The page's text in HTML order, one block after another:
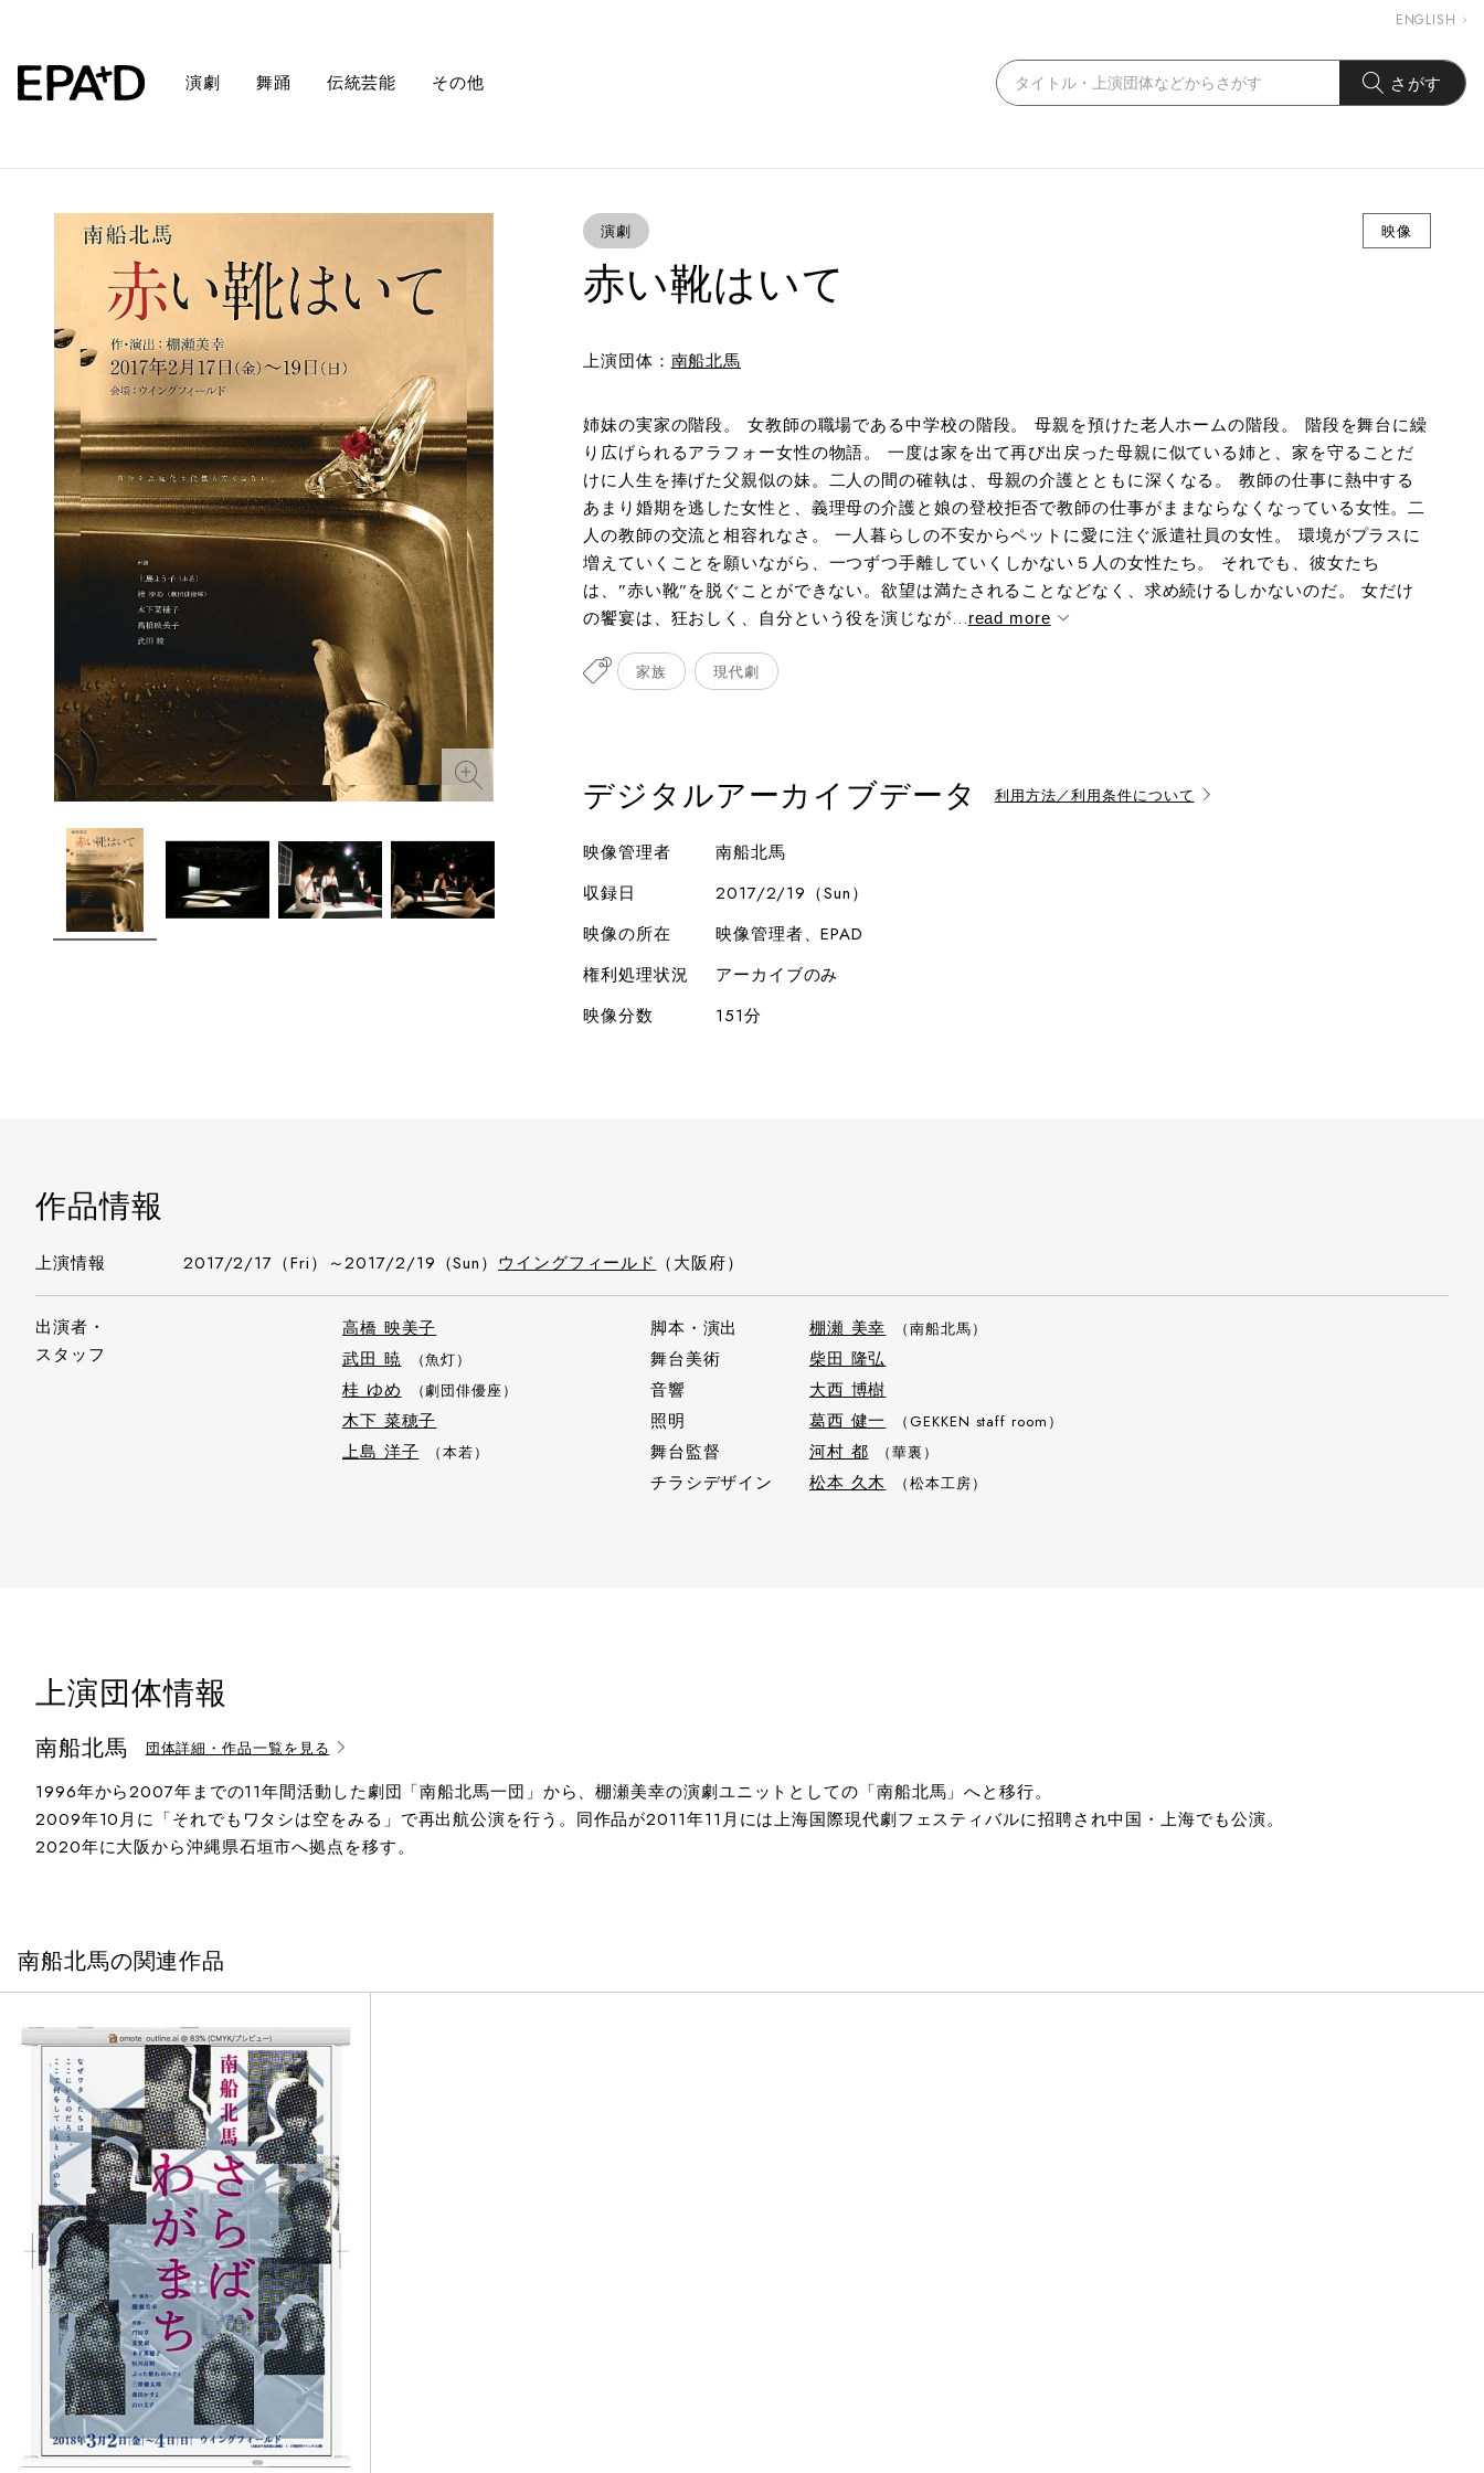
ENGLISH
演劇 舞踊 伝統芸能 その他 さがす
演劇 映像
赤い靴はいて
上演団体： 南船北馬
姉妹の実家の階段。 女教師の職場である中学校の階段。 母親を預けた老人ホームの階段。 階段を舞台に繰
り広げられるアラフォー女性の物語。 一度は家を出て再び出戻った母親に似ている姉と、家を守ることだ
けに人生を捧げた父親似の妹。二人の間の確執は、母親の介護とともに深くなる。 教師の仕事に熱中する
あまり婚期を逃した女性と、義理母の介護と娘の登校拒否で教師の仕事がままならなくなっている女性。二
人の教師の交流と相容れなさ。 一人暮らしの不安からペットに愛に注ぐ派遣社員の女性。 環境がプラスに
増えていくことを願いながら、一つずつ手離していくしかない５人の女性たち。 それでも、彼女たち
は、”赤い靴”を脱ぐことができない。欲望は満たされることなどなく、求め続けるしかないのだ。 女だけ
の饗宴は、狂おしく、自分という役を演じなが...read more
家族 現代劇
デジタルアーカイブデータ 利用方法／利用条件について
映像管理者
南船北馬
収録日
2017/2/19（Sun）
映像の所在
映像管理者、EPAD
権利処理状況
アーカイブのみ
映像分数
151分
作品情報
上演情報 2017/2/17（Fri）～2017/2/19（Sun） ウイングフィールド （大阪府）
出演者・
スタッフ
高橋 映美子
武田 暁
（魚灯）
桂 ゆめ （劇団俳優座）
木下 菜穂子
上島 洋子
（本若）
脚本・演出 棚瀬 美幸 （南船北馬）
舞台美術
柴田 隆弘
音響
大西 博樹
照明
葛西 健一 （GEKKEN staff room）
舞台監督 河村 都 （華裏）
チラシデザイン 松本 久木 （松本工房）
上演団体情報
南船北馬 団体詳細・作品一覧を見る
1996年から2007年までの11年間活動した劇団「南船北馬一団」から、棚瀬美幸の演劇ユニットとしての「南船北馬」へと移行。
2009年10月に「それでもワタシは空をみる」で再出航公演を行う。同作品が2011年11月には上海国際現代劇フェスティバルに招聘され中国・上海でも公演。
2020年に大阪から沖縄県石垣市へ拠点を移す。
南船北馬の関連作品